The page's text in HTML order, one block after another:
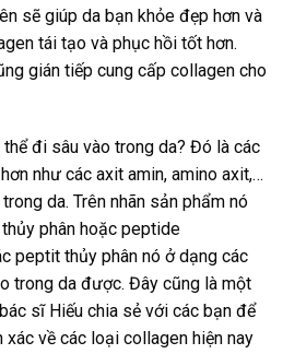
sẽ giúp da bạn khỏe đẹp hơn và
tái tạo và phục hồi tốt hơn.
gián tiếp cung cấp collagen cho
đi sâu vào trong da? Đó là các
như các axit amin, amino axit,…
da. Trên nhãn sản phẩm nó
phân hoặc peptide
peptit thủy phân nó ở dạng các
trong da được. Đây cũng là một
sĩ Hiếu chia sẻ với các bạn để
xác về các loại collagen hiện nay